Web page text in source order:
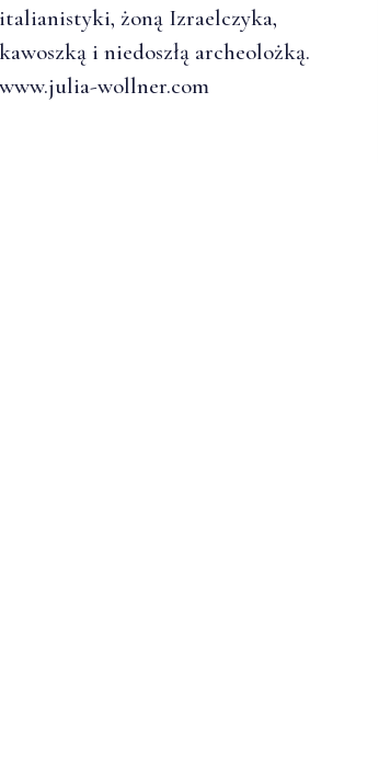
italianistyki, żoną Izraelczyka,
kawoszką i niedoszłą archeolożką.
www.julia-wollner.com